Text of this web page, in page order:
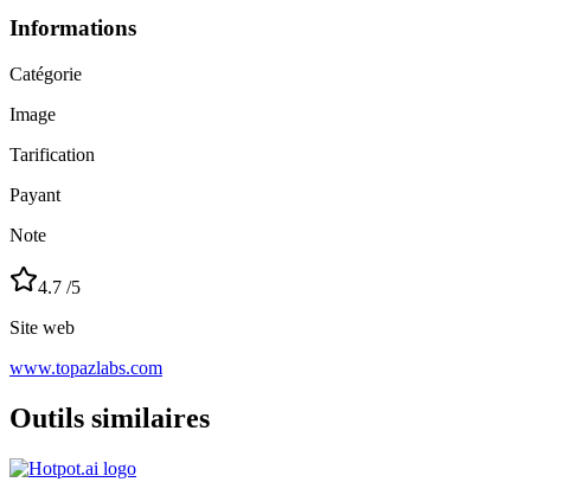
Informations
Catégorie
Image
Tarification
Payant
Note
4.7 /5
Site web
www.topazlabs.com
Outils similaires